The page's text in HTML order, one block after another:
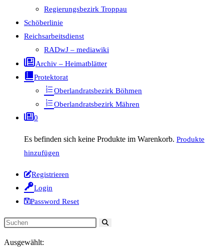
Regierungsbezirk Troppau
Schöberlinie
Reichsarbeitsdienst
RADwJ – mediawiki
Archiv – Heimatblätter
Protektorat
Oberlandratsbezirk Böhmen
Oberlandratsbezirk Mähren
0
Es befinden sich keine Produkte im Warenkorb. Produkte
hinzufügen
Registrieren
Login
Password Reset
Diese
durchsuchen
Ausgewählt: